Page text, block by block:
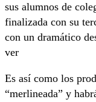
sus alumnos de
finalizada con su
con un dramático
ver
Es así como los
“merlineada” y